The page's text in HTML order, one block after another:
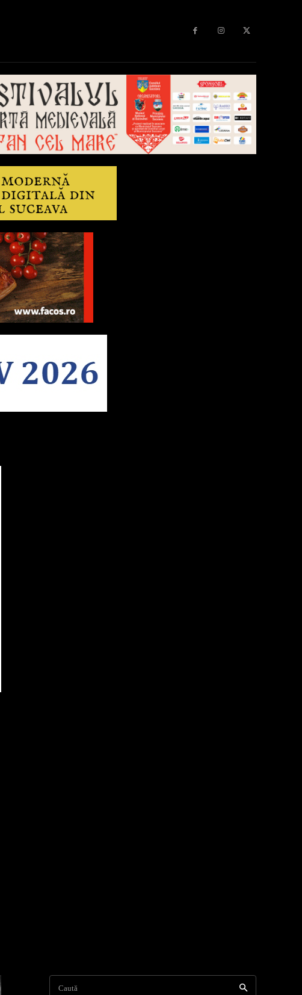
Caută